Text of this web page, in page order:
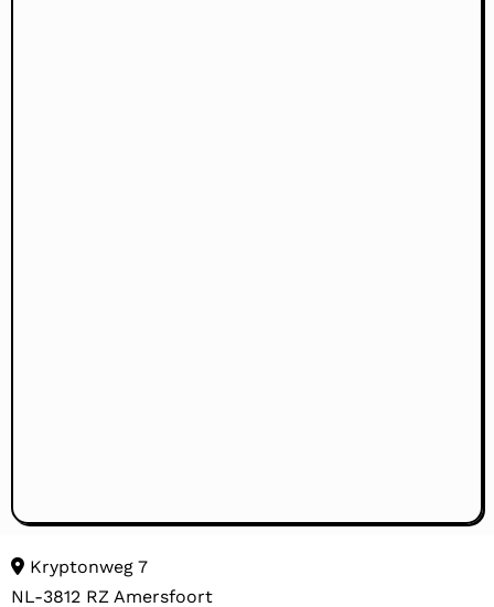
Kryptonweg 7
NL-3812 RZ Amersfoort